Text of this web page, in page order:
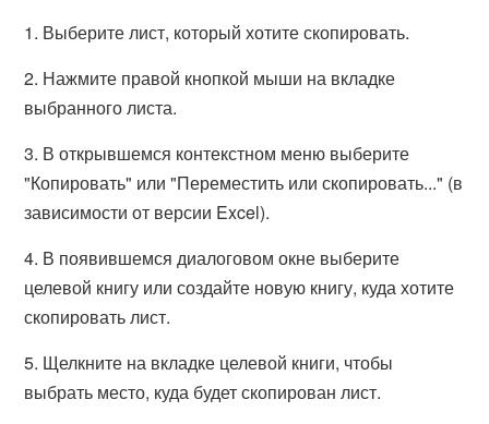
1. Выберите лист, который хотите скопировать.
2. Нажмите правой кнопкой мыши на вкладке
выбранного листа.
3. В открывшемся контекстном меню выберите
"Копировать" или "Переместить или скопировать..." (в
зависимости от версии Excel).
4. В появившемся диалоговом окне выберите
целевой книгу или создайте новую книгу, куда хотите
скопировать лист.
5. Щелкните на вкладке целевой книги, чтобы
выбрать место, куда будет скопирован лист.